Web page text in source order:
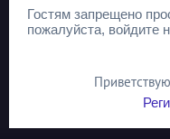
Гостям запрещено
пожалуйста, войдите